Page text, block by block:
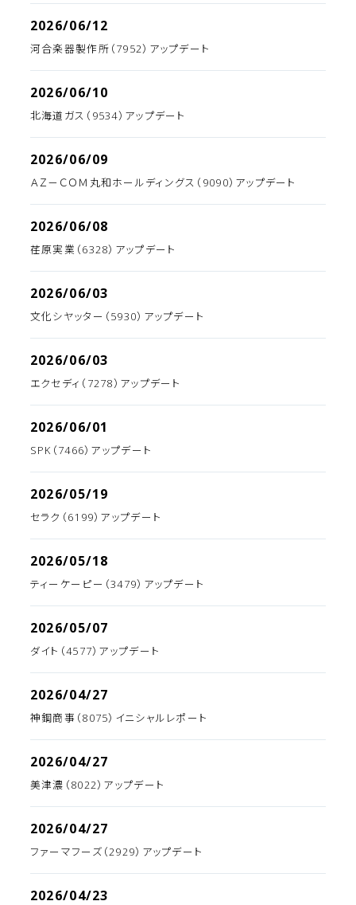
2026/06/12
河合楽器製作所（7952）アップデート
2026/06/10
北海道ガス（9534）アップデート
2026/06/09
ＡＺ－ＣＯＭ丸和ホールディングス（9090）アップデート
2026/06/08
荏原実業（6328）アップデート
2026/06/03
文化シヤッター（5930）アップデート
2026/06/03
エクセディ（7278）アップデート
2026/06/01
SPK（7466）アップデート
2026/05/19
セラク（6199）アップデート
2026/05/18
ティーケーピー（3479）アップデート
2026/05/07
ダイト（4577）アップデート
2026/04/27
神鋼商事（8075）イニシャルレポート
2026/04/27
美津濃（8022）アップデート
2026/04/27
ファーマフーズ（2929）アップデート
2026/04/23